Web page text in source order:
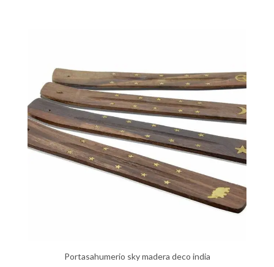
Portasahumerio sky madera deco india